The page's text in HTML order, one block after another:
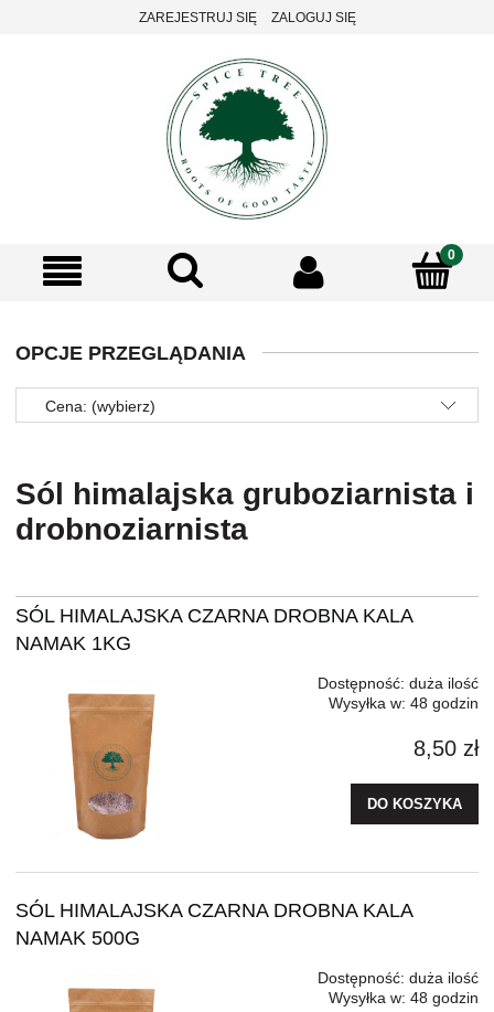
ZAREJESTRUJ SIĘ ZALOGUJ SIĘ
OPCJE PRZEGLĄDANIA
Cena: (wybierz)
Sól himalajska gruboziarnista i
drobnoziarnista
SÓL HIMALAJSKA CZARNA DROBNA KALA
NAMAK 1KG
Dostępność: duża ilość
Wysyłka w: 48 godzin
8,50 zł
DO KOSZYKA
SÓL HIMALAJSKA CZARNA DROBNA KALA
NAMAK 500G
Dostępność: duża ilość
Wysyłka w: 48 godzin